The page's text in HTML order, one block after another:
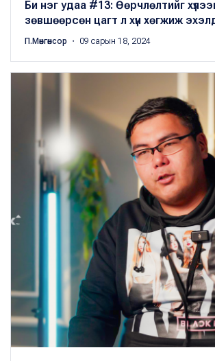
Би нэг удаа #13: Өөрчлөлтийг
зөвшөөрсөн цагт л хүн хөгжиж
П.Мөнгөнсор ・ 09 сарын 18, 2024